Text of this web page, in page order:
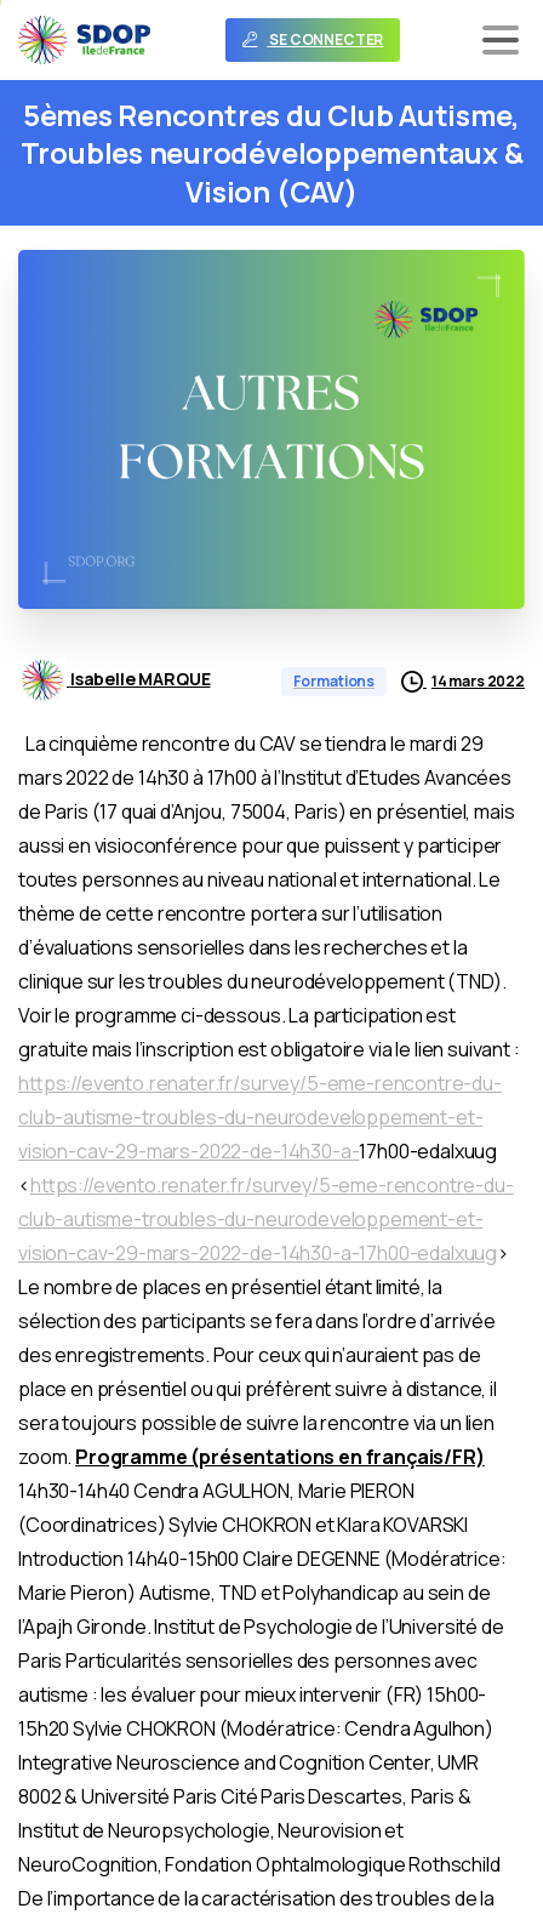
SE CONNECTER
5èmes Rencontres du ClubAutisme,
Troubles neurodéveloppementaux&
Vision (CAV)
Isabelle MARQUE Formations 14 mars 2022
La cinquième rencontre du CAV se tiendra le mardi 29
mars 2022 de 14h30 à 17h00 à l’Institut d’Etudes Avancées
de Paris (17 quai d’Anjou, 75004, Paris) en présentiel, mais
aussi en visioconférence pour que puissent y participer
toutes personnes au niveau national et international. Le
thème de cette rencontre portera sur l’utilisation
d’évaluations sensorielles dans les recherches et la
clinique sur les troubles du neurodéveloppement (TND).
Voir le programme ci-dessous. La participation est
gratuite mais l’inscription est obligatoire via le lien suivant :
https://evento.renater.fr/survey/5-eme-rencontre-du-
club-autisme-troubles-du-neurodeveloppement-et-
vision-cav-29-mars-2022-de-14h30-a-17h00-edalxuug
<https://evento.renater.fr/survey/5-eme-rencontre-du-
club-autisme-troubles-du-neurodeveloppement-et-
vision-cav-29-mars-2022-de-14h30-a-17h00-edalxuug>
Le nombre de places en présentiel étant limité, la
sélection des participants se fera dans l’ordre d’arrivée
des enregistrements. Pour ceux qui n’auraient pas de
place en présentiel ou qui préfèrent suivre à distance, il
sera toujours possible de suivre la rencontre via un lien
zoom. Programme (présentations en français/FR)
14h30-14h40 Cendra AGULHON, Marie PIERON
(Coordinatrices) Sylvie CHOKRON et Klara KOVARSKI
Introduction 14h40-15h00 Claire DEGENNE (Modératrice:
Marie Pieron) Autisme, TND et Polyhandicap au sein de
l’Apajh Gironde. Institut de Psychologie de l’Université de
Paris Particularités sensorielles des personnes avec
autisme : les évaluer pour mieux intervenir (FR) 15h00-
15h20 Sylvie CHOKRON (Modératrice: Cendra Agulhon)
Integrative Neuroscience and Cognition Center, UMR
8002 & Université Paris Cité Paris Descartes, Paris &
Institut de Neuropsychologie, Neurovision et
NeuroCognition, Fondation Ophtalmologique Rothschild
De l’importance de la caractérisation des troubles de la